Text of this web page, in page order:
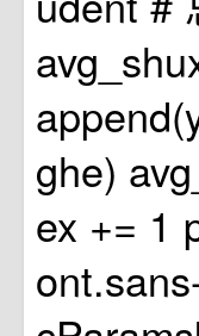
ghe)
ex += 1